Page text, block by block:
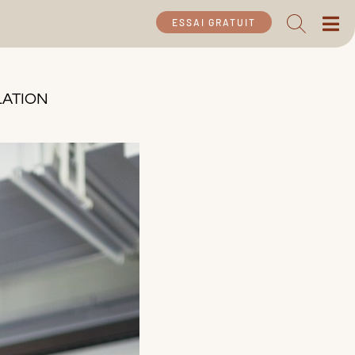
ESSAI GRATUIT